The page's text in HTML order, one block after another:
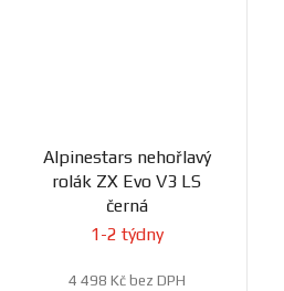
Alpinestars nehořlavý
rolák ZX Evo V3 LS
černá
1-2 týdny
4 498 Kč bez DPH